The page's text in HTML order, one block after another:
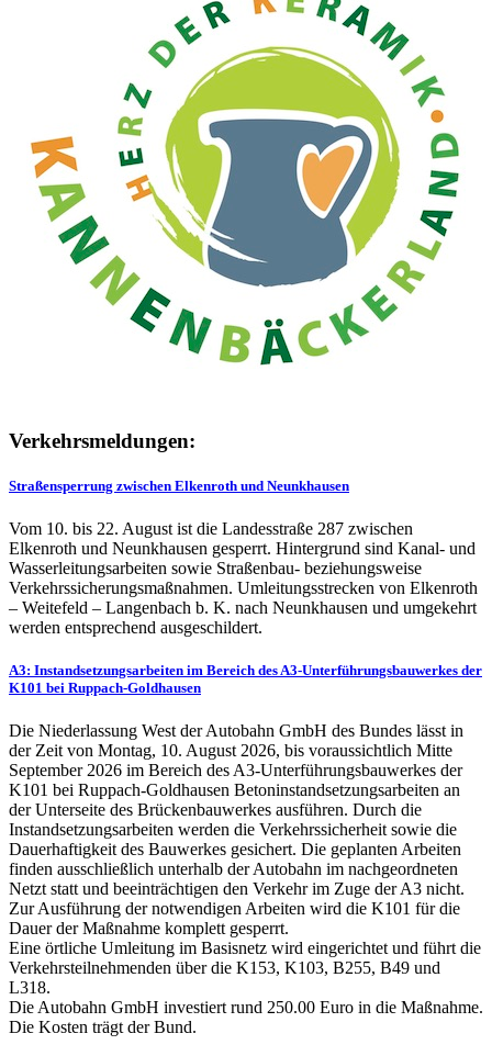
Verkehrsmeldungen:
Straßensperrung zwischen Elkenroth und Neunkhausen
Vom 10. bis 22. August ist die Landesstraße 287 zwischen
Elkenroth und Neunkhausen gesperrt. Hintergrund sind Kanal- und
Wasserleitungsarbeiten sowie Straßenbau- beziehungsweise
Verkehrssicherungsmaßnahmen. Umleitungsstrecken von Elkenroth
– Weitefeld – Langenbach b. K. nach Neunkhausen und umgekehrt
werden entsprechend ausgeschildert.
A3: Instandsetzungsarbeiten im Bereich des A3-Unterführungsbauwerkes der
K101 bei Ruppach-Goldhausen
Die Niederlassung West der Autobahn GmbH des Bundes lässt in
der Zeit von Montag, 10. August 2026, bis voraussichtlich Mitte
September 2026 im Bereich des A3-Unterführungsbauwerkes der
K101 bei Ruppach-Goldhausen Betoninstandsetzungsarbeiten an
der Unterseite des Brückenbauwerkes ausführen. Durch die
Instandsetzungsarbeiten werden die Verkehrssicherheit sowie die
Dauerhaftigkeit des Bauwerkes gesichert. Die geplanten Arbeiten
finden ausschließlich unterhalb der Autobahn im nachgeordneten
Netzt statt und beeinträchtigen den Verkehr im Zuge der A3 nicht.
Zur Ausführung der notwendigen Arbeiten wird die K101 für die
Dauer der Maßnahme komplett gesperrt.
Eine örtliche Umleitung im Basisnetz wird eingerichtet und führt die
Verkehrsteilnehmenden über die K153, K103, B255, B49 und
L318.
Die Autobahn GmbH investiert rund 250.00 Euro in die Maßnahme.
Die Kosten trägt der Bund.